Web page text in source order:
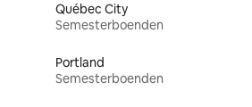
Québec City
Semesterboenden
Portland
Semesterboenden